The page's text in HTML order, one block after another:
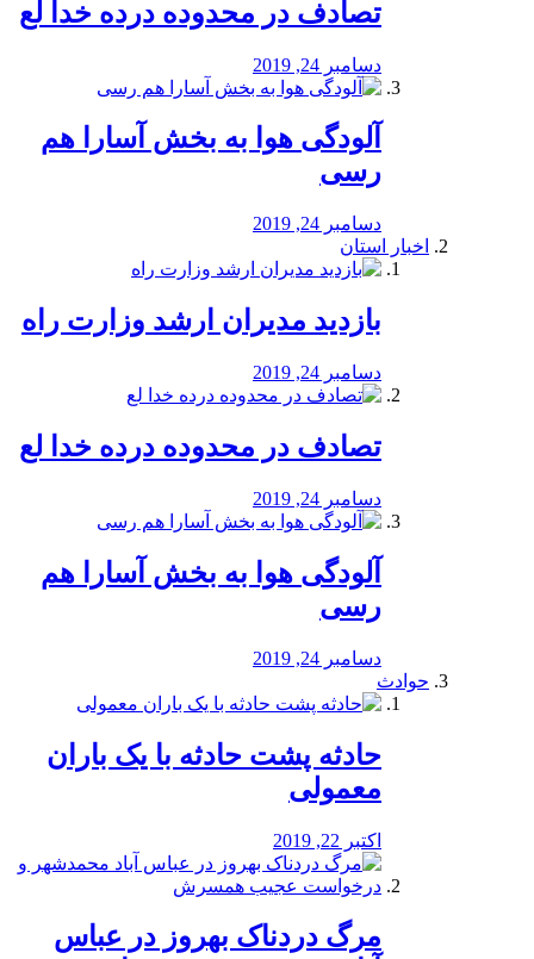
تصادف در محدوده درده خدا لع
دسامبر 24, 2019
آلودگی هوا به بخش آسارا هم
رسی
دسامبر 24, 2019
اخبار استان
بازدید مدیران ارشد وزارت راه
دسامبر 24, 2019
تصادف در محدوده درده خدا لع
دسامبر 24, 2019
آلودگی هوا به بخش آسارا هم
رسی
دسامبر 24, 2019
حوادث
️حادثه پشت حادثه با یک باران
معمولی
اکتبر 22, 2019
مرگ دردناک بهروز در عباس